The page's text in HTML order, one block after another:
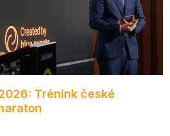
Trénink české